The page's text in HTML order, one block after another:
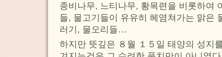
종비나무, 느티나무, 황목련을 비롯하여
들, 물고기들이 유유히 헤염쳐가는 맑은
러기, 물오리들…
하지만 뜻깊은 ８월 １５일 태양의 성지